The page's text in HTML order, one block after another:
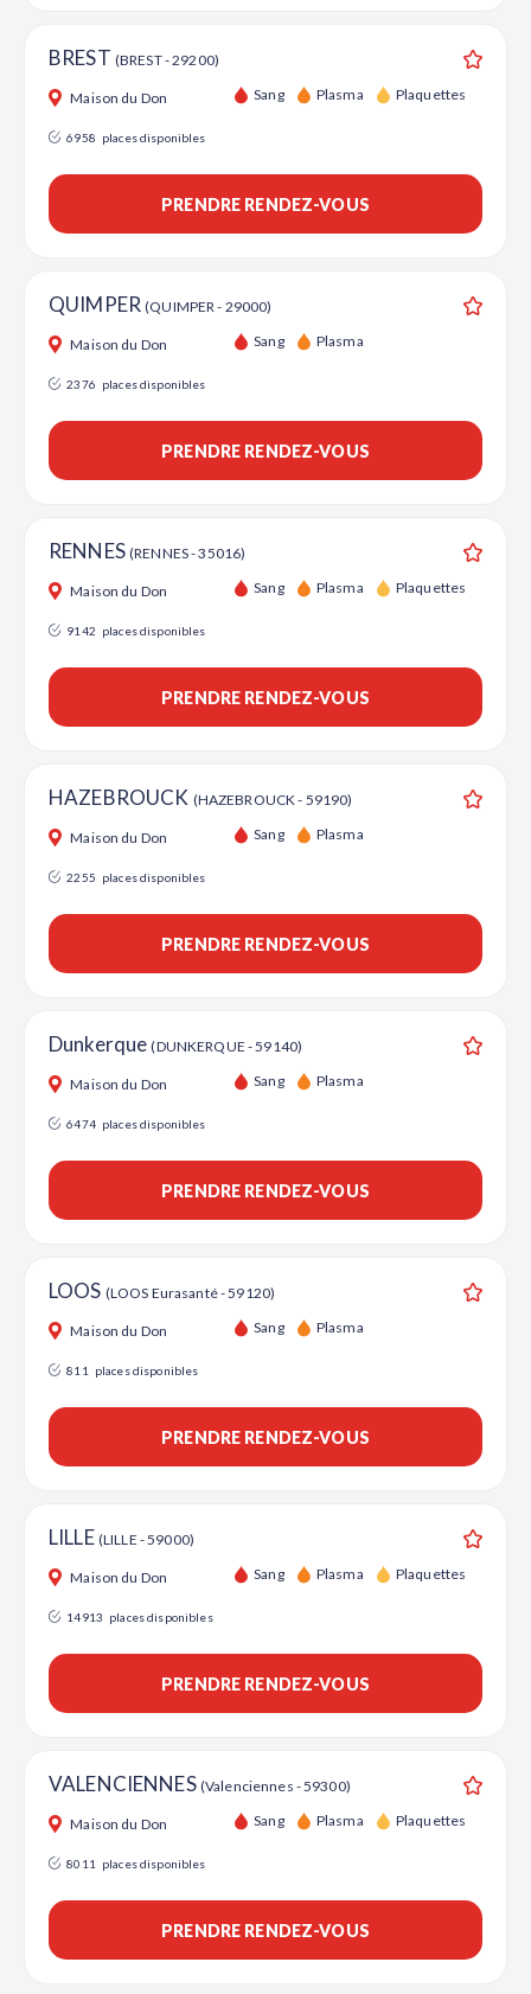
BREST (BREST - 29200)
Maison du Don Sang Plasma Plaquettes
6958 places disponibles
PRENDRE RENDEZ-VOUS
QUIMPER(QUIMPER - 29000)
Maison du Don Sang Plasma
2376 places disponibles
PRENDRE RENDEZ-VOUS
RENNES (RENNES - 35016)
Maison du Don Sang Plasma Plaquettes
9142 places disponibles
PRENDRE RENDEZ-VOUS
HAZEBROUCK (HAZEBROUCK - 59190)
Maison du Don Sang Plasma
2255 places disponibles
PRENDRE RENDEZ-VOUS
Dunkerque(DUNKERQUE - 59140)
Maison du Don Sang Plasma
6474 places disponibles
PRENDRE RENDEZ-VOUS
LOOS (LOOS Eurasanté - 59120)
Maison du Don Sang Plasma
811 places disponibles
PRENDRE RENDEZ-VOUS
LILLE (LILLE - 59000)
Maison du Don Sang Plasma Plaquettes
14913 places disponibles
PRENDRE RENDEZ-VOUS
VALENCIENNES (Valenciennes - 59300)
Maison du Don Sang Plasma Plaquettes
8011 places disponibles
PRENDRE RENDEZ-VOUS